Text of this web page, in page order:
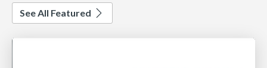
See All Featured